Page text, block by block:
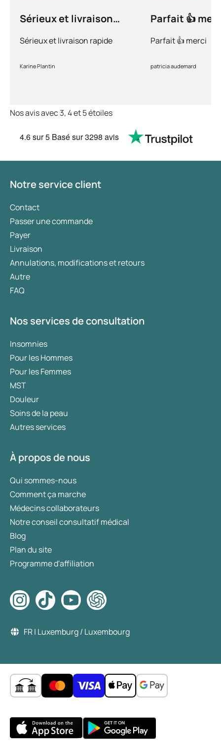
Sérieux et livraison
Sérieux et livraison rapide
Karine Plantin
Parfait 👍
Parfait 👍 merci
patricia audemard
Nos avis avec 3, 4 et 5 étoiles
4.6sur 5 Basé sur3298 avis
Notre service client
Contact
Passer une commande
Payer
Livraison
Annulations, modifications et retours
Autre
FAQ
Nos services de consultation
Insomnies
Pour les Hommes
Pour les Femmes
MST
Douleur
Soins de la peau
Autres services
À propos de nous
Qui sommes-nous
Comment ça marche
Médecins collaborateurs
Notre conseil consultatif médical
Blog
Plan du site
Programme d'affiliation
FR | Luxemburg / Luxembourg